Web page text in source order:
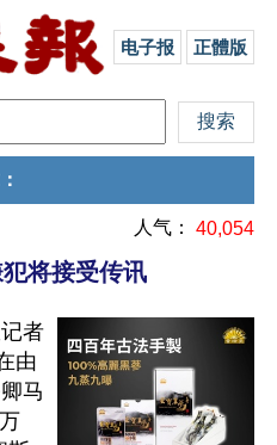
电子报 正體版
：
人气： 40,054
将接受传讯
者
由
马